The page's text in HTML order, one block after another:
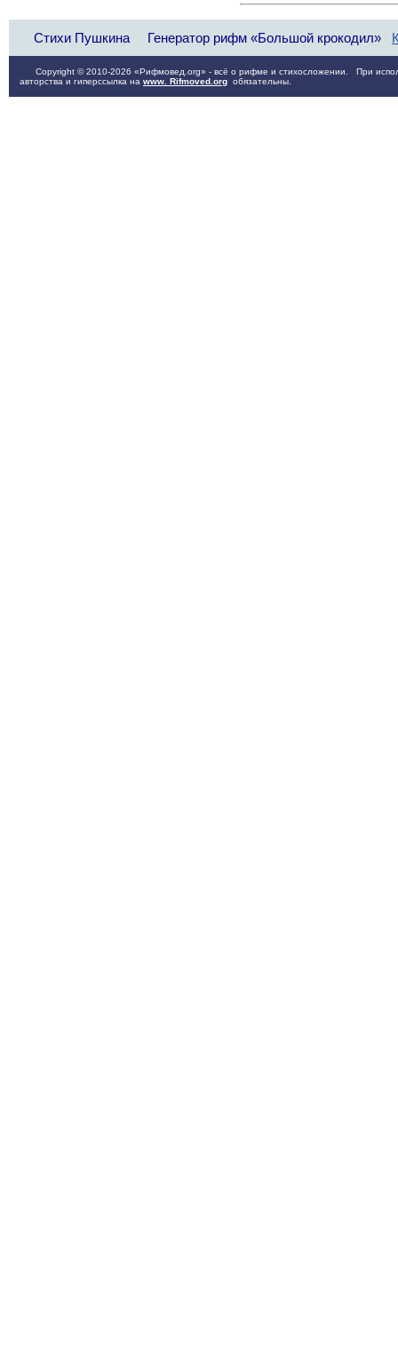
Стихи Пушкина Генератор рифм «Большой крокодил»
Copyright © 2010-2026 «Рифмовед.org» - всё о рифме и стихосложении. При
авторства и гиперссылка на www. Rifmoved.org обязательны.